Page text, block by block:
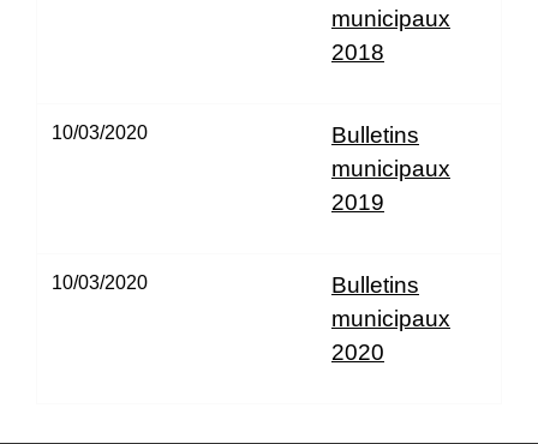
municipaux
2018
10/03/2020
Bulletins
municipaux
2019
10/03/2020
Bulletins
municipaux
2020